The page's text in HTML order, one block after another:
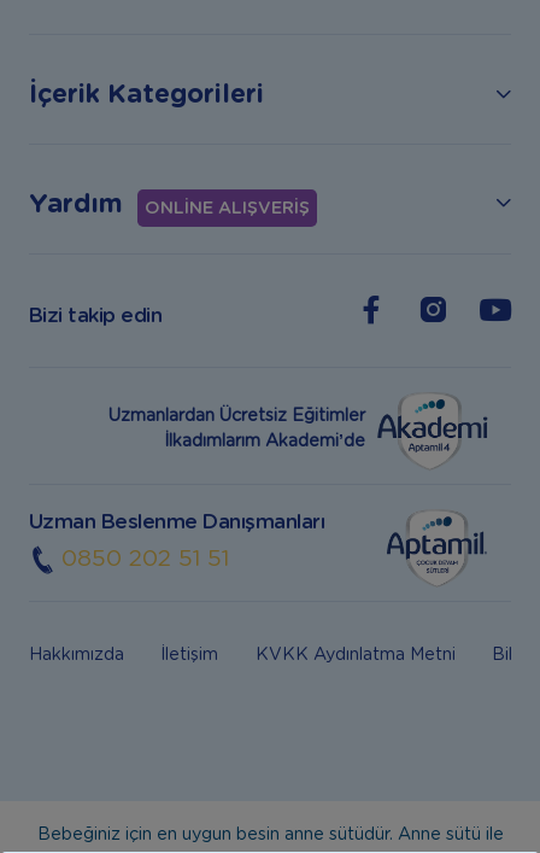
İçerik Kategorileri
Yardım ONLİNE ALIŞVERİŞ
Bizi takip edin
Uzmanlardan Ücretsiz Eğitimler
İlkadımlarım Akademi’de
Uzman Beslenme Danışmanları
0850 202 51 51
Hakkımızda İletişim KVKK Aydınlatma Metni Bilgi
Bebeğiniz için en uygun besin anne sütüdür. Anne sütü ile